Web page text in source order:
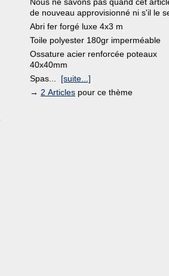
de nouveau approvisionné ni s'il le
Abri fer forgé luxe 4x3 m
Toile polyester 180gr imperméable
Ossature acier renforcée poteaux
40x40mm
Spas... [suite...]
→ 2 Articles pour ce thème